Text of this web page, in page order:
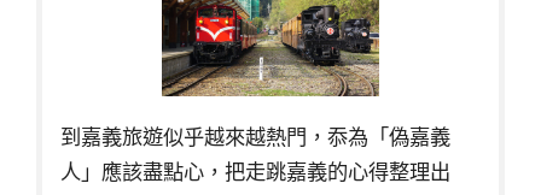
到嘉義旅遊似乎越來越熱門，忝為「偽嘉義
人」應該盡點心，把走跳嘉義的心得整理出